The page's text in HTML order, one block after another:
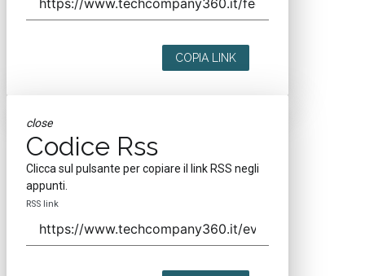
COPIA LINK
close
Codice Rss
Clicca sul pulsante per copiare il link RSS negli
appunti.
RSS link